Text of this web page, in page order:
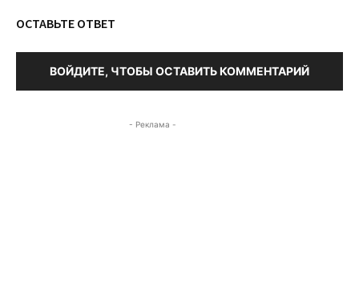
ОСТАВЬТЕ ОТВЕТ
ВОЙДИТЕ, ЧТОБЫ ОСТАВИТЬ КОММЕНТАРИЙ
- Реклама -